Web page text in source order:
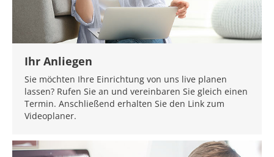
Ihr Anliegen
Sie möchten Ihre Einrichtung von uns live planen
lassen? Rufen Sie an und vereinbaren Sie gleich einen
Termin. Anschließend erhalten Sie den Link zum
Videoplaner.